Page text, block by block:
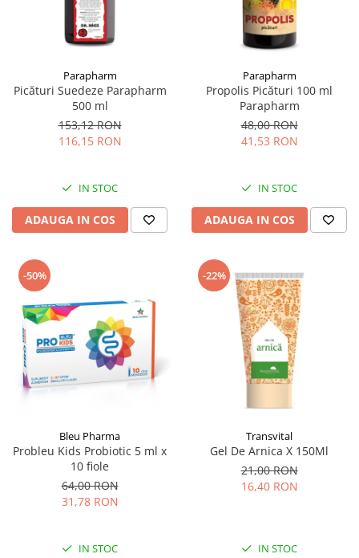
Parapharm
Picături Suedeze Parapharm
500 ml
153,12 RON
116,15 RON
IN STOC
ADAUGA IN COS
Parapharm
Propolis Picături 100 ml
Parapharm
48,00 RON
41,53 RON
IN STOC
ADAUGA IN COS
-50%
Bleu Pharma
Probleu Kids Probiotic 5 ml x
10 fiole
64,00 RON
31,78 RON
IN STOC
-22%
Transvital
Gel De Arnica X 150Ml
21,00 RON
16,40 RON
IN STOC